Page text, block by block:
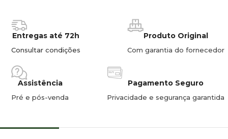
Aquecimento Automático:
A tecnologia inteligente de
autoaquecimento integrada mantém a bateria operacional
garantindo autonomia no inverno ou em alta montanha.
Monitorização Inteligente por App:
Controle tudo em
(SOC), erros e tempo restante.
Entregas até 72h
Consultar condições
Produto Original
Com garantia do fornecedor
Assistência
Pré e pós-venda
Pagamento Seguro
Privacidade e segurança garantida